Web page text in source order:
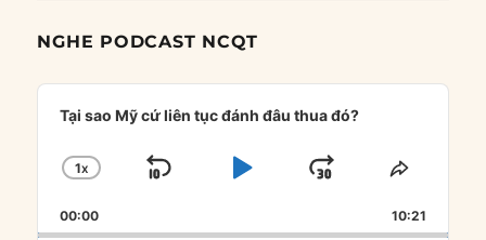
NGHE PODCAST NCQT
Audio
Player
Tại sao Mỹ cứ liên tục đánh đâu thua đó?
CHANGE
RATE
1X
SKIP
PLAYJUMP
FORWARD
SHARE
00:00 10:21